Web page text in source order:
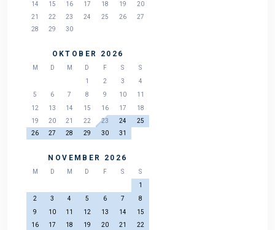
14
15 16 17 18 19
20
21
22 23 24 25 26
27
28
29 30
OKTOBER 2026
M D M D F S
S
1
2 3
4
5
6 7 8 9 10
11
12
13 14 15 16 17
18
19
20 21 22 23 24
25
26
27 28 29 30 31
NOVEMBER 2026
M D M D F S
S
1
2
3 4 5 6 7
8
9
10 11 12 13 14
15
16
17 18 19 20 21
22